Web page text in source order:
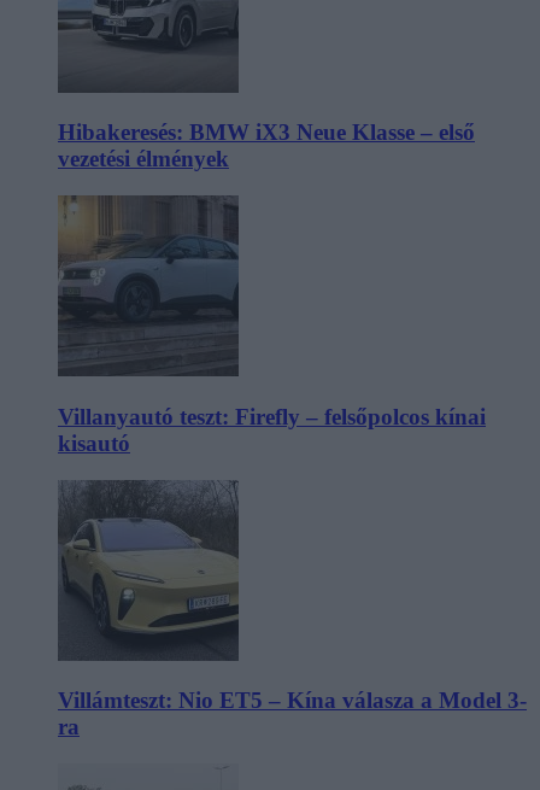
Hibakeresés: BMW iX3 Neue Klasse – első
vezetési élmények
Villanyautó teszt: Firefly – felsőpolcos kínai
kisautó
Villámteszt: Nio ET5 – Kína válasza a Model 3-
ra